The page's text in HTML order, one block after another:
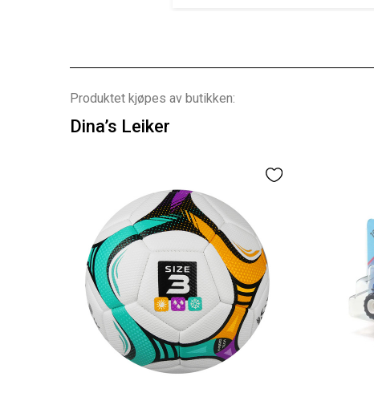
Produktet kjøpes av butikken:
Dina’s Leiker